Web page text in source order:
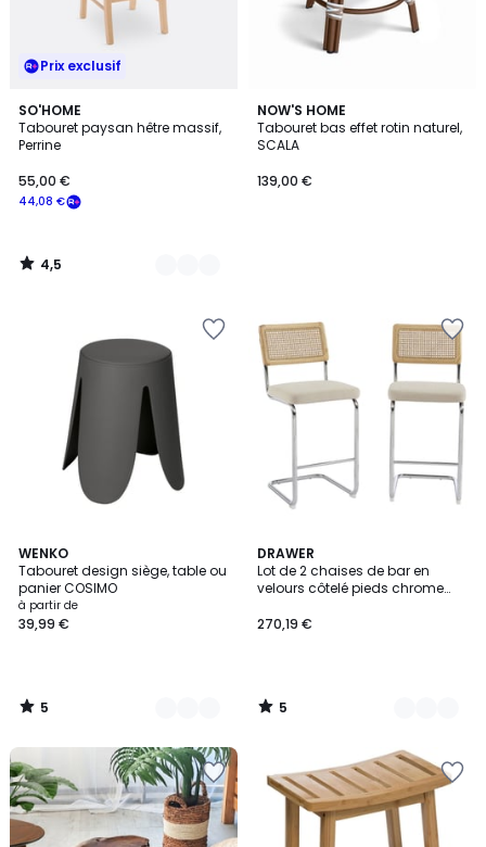
Prix exclusif
SO'HOME
Tabouret paysan hêtre massif,
Perrine
44,08 €
55,00 €
4,5
/ 5
4
Couleurs
4,5
/
NOW'S HOME
Tabouret bas effet rotin naturel,
SCALA
139,00 €
WENKO
Tabouret design siège, table ou
panier COSIMO
à partir de
39,99 €
5
/
5
6
Couleurs
5
/
DRAWER
Lot de 2 chaises de bar en
velours côtelé pieds chrome
270,19 €
5
/
5
3
Couleurs
5
/